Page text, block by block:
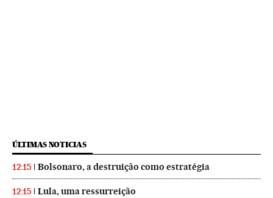
ÚLTIMAS NOTICIAS
12:15 Bolsonaro, a destruição como estratégia
12:15 Lula, uma ressurreição